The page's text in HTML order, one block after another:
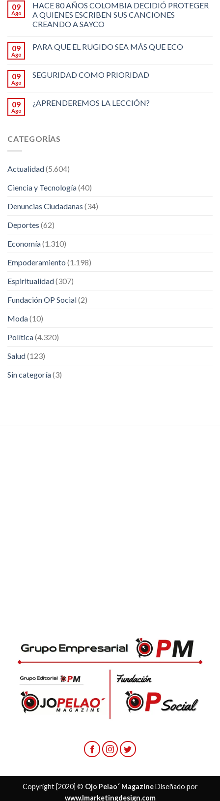
09
Ago
HACE 80 AÑOS COLOMBIA DECIDIÓ PROTEGER
A QUIENES ESCRIBEN SUS CANCIONES
CREANDO A SAYCO
09
Ago
PARA QUE EL RUGIDO SEA MÁS QUE ECO
09
Ago
SEGURIDAD COMO PRIORIDAD
09
Ago
¿APRENDEREMOS LA LECCIÓN?
CATEGORÍAS
Actualidad(5.604)
Ciencia y Tecnología(40)
Denuncias Ciudadanas (34)
Deportes (62)
Economía(1.310)
Empoderamiento (1.198)
Espiritualidad(307)
Fundación OP Social(2)
Moda(10)
Política(4.320)
Salud(123)
Sin categoría(3)
Copyright [2020] © Ojo Pelao´ MagazineDiseñado por
www.lmarketingdesign.com